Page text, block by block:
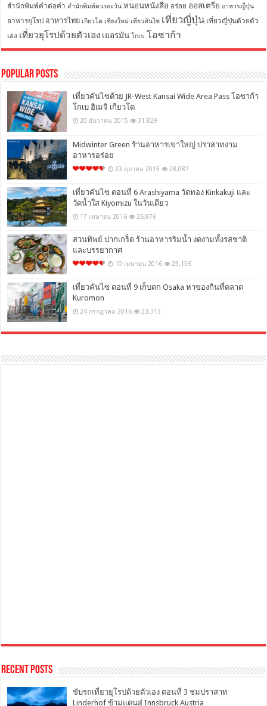
สำนักพิมพ์คำต่อคำ สำนักพิมพ์ดวงตะวัน หนอนหนังสือ อร่อย ออสเตรีย อาหารญี่ปุ่น
อาหารยุโรป อาหารไทย เกียวโต เชียงใหม่ เที่ยวคันไซ เที่ยวญี่ปุ่น เที่ยวญี่ปุ่นด้วยตัว
เอง เที่ยวยุโรปด้วยตัวเอง เยอรมัน โกเบ โอซาก้า
Popular Posts
เที่ยวคันไซด้วย JR-West Kansai Wide Area Pass โอซาก้า
โกเบ ฮิเมจิ เกียวโต
20 ธันวาคม 2015 31,829
Midwinter Green ร้านอาหารเขาใหญ่ ปราสาทงาม
อาหารอร่อย
23 ตุลาคม 2015 28,087
เที่ยวคันไซ ตอนที่ 6 Arashiyama วัดทอง Kinkakuji และ
วัดน้ำใส Kiyomizu ในวันเดียว
17 เมษายน 2016 26,876
สวนทิพย์ ปากเกร็ด ร้านอาหารริมน้ำ งดงามทั้งรสชาติ
และบรรยากาศ
10 เมษายน 2016 25,156
เที่ยวคันไซ ตอนที่ 9 เก็บตก Osaka หาของกินที่ตลาด
Kuromon
24 กรกฎาคม 2016 23,313
Recent Posts
ขับรถเที่ยวยุโรปด้วยตัวเอง ตอนที่ 3 ชมปราสาท
Linderhof ข้ามแดนสู่ Innsbruck Austria